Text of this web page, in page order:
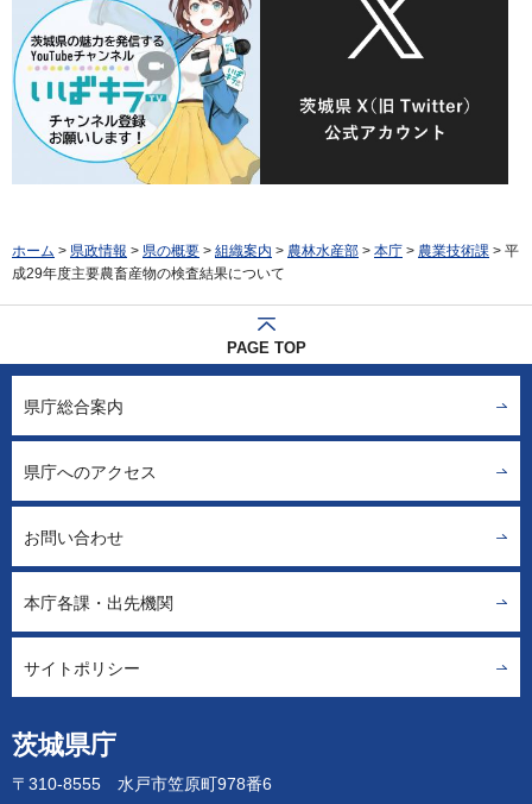
ホーム > 県政情報 > 県の概要 > 組織案内 > 農林水産部 > 本庁 > 農業技術課 > 平
成29年度主要農畜産物の検査結果について
PAGE TOP
茨城県庁
〒310-8555 水戸市笠原町978番6
県庁総合案内
県庁へのアクセス
お問い合わせ
本庁各課・出先機関
サイトポリシー